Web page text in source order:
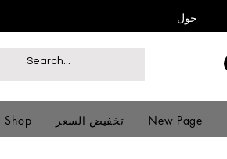
حول
Shop تخفيض السعر New Page